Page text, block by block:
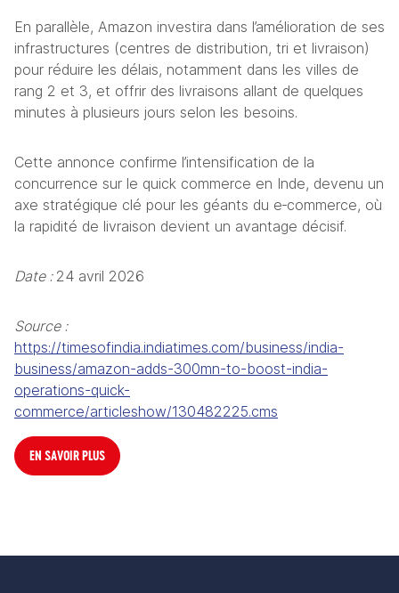
En parallèle, Amazon investira dans l’amélioration de ses
infrastructures (centres de distribution, tri et livraison)
pour réduire les délais, notamment dans les villes de
rang 2 et 3, et offrir des livraisons allant de quelques
minutes à plusieurs jours selon les besoins.
Cette annonce confirme l’intensification de la
concurrence sur le quick commerce en Inde, devenu un
axe stratégique clé pour les géants du e‑commerce, où
la rapidité de livraison devient un avantage décisif.
Date : 24 avril 2026
Source :
https://timesofindia.indiatimes.com/business/india-
business/amazon-adds-300mn-to-boost-india-
operations-quick-
commerce/articleshow/130482225.cms
EN SAVOIR PLUS